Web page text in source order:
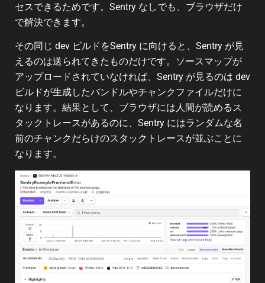
セスできるためです。Sentry なしでも、ブラウザだけ
で解決できます。
その同じ dev ビルドをSentry に向けると、Sentry が見
えるのは送られてきたものだけです。ソースマップが
アップロードされていなければ、Sentry が見るのは dev
ビルドが生成したバンドルやチャンクファイルだけに
なります。結果として、ブラウザには人間が読めるス
タックトレースがあるのに、Sentry にはランダムな名
前のチャンクだらけのスタックトレースが並ぶことに
なります。